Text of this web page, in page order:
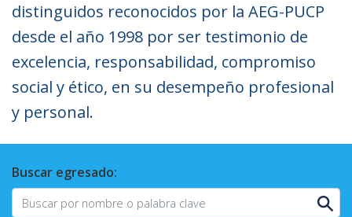
distinguidos reconocidos por la AEG-PUCP
desde el año 1998 por ser testimonio de
excelencia, responsabilidad, compromiso
social y ético, en su desempeño profesional
y personal.
Buscar egresado: